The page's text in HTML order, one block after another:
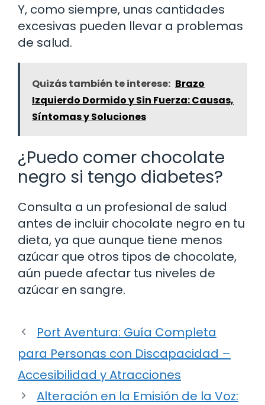
Y, como siempre, unas cantidades
excesivas pueden llevar a problemas
de salud.
Quizás también te interese: Brazo
Izquierdo Dormido y Sin Fuerza: Causas,
Síntomas y Soluciones
¿Puedo comer chocolate
negro si tengo diabetes?
Consulta a un profesional de salud
antes de incluir chocolate negro en tu
dieta, ya que aunque tiene menos
azúcar que otros tipos de chocolate,
aún puede afectar tus niveles de
azúcar en sangre.
Port Aventura: Guía Completa
para Personas con Discapacidad –
Accesibilidad y Atracciones
Alteración en la Emisión de la Voz: